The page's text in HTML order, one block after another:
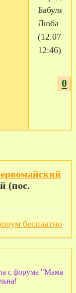
Бабуля
Люба
12:46)
0
(пос.
бесплатно
с форума "Мама